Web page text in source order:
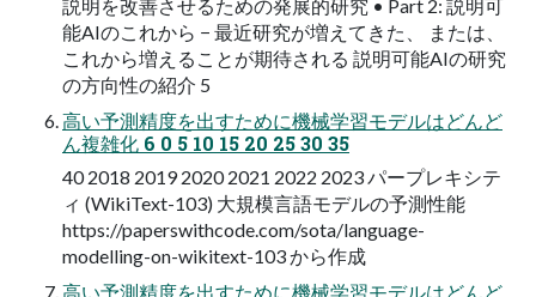
説明を改善させるための発展的研究 • Part 2: 説明可
能AIのこれから − 最近研究が増えてきた、 または、
これから増えることが期待される 説明可能AIの研究
の⽅向性の紹介 5
⾼い予測精度を出すために機械学習モデルはどんど
ん複雑化 6 0 5 10 15 20 25 30 35
40 2018 2019 2020 2021 2022 2023 パープレキシテ
ィ (WikiText-103) ⼤規模⾔語モデルの予測性能
https://paperswithcode.com/sota/language-
modelling-on-wikitext-103 から作成
⾼い予測精度を出すために機械学習モデルはどんど